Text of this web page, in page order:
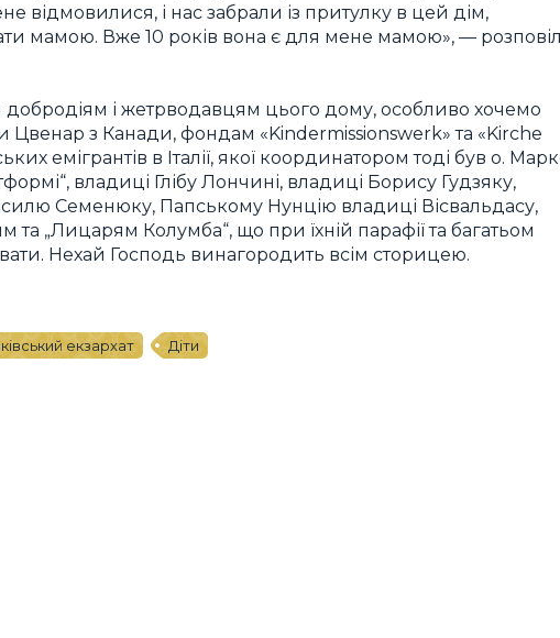
відмовилися, і нас забрали із притулку в цей дім,
мамою. Вже 10 років вона є для мене мамою», —
і жетрводавцям цього дому, особливо хочемо
Цвенар з Канади, фондам «Kindermissionswerk» та «Kirche
емігрантів в Італії, якої координатором тоді був о.
владиці Глібу Лончині, владиці Борису Гудзяку,
Семенюку, Папському Нунцію владиці Вісвальдасу,
„Лицарям Колумба“, що при їхній парафії та багатьом
Нехай Господь винагородить всім сторицею.
екзархат Діти